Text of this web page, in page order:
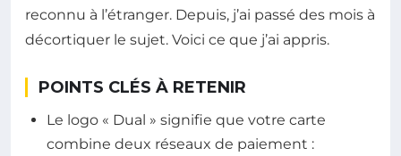
reconnu à l’étranger. Depuis, j’ai passé des mois à
décortiquer le sujet. Voici ce que j’ai appris.
POINTS CLÉS À RETENIR
Le logo « Dual » signifie que votre carte
combine deux réseaux de paiement :